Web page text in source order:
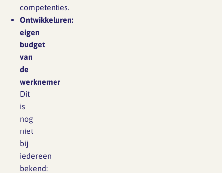
competenties.
Ontwikkeluren:
eigen
budget
van
de
werknemer
Dit
is
nog
niet
bij
iedereen
bekend: